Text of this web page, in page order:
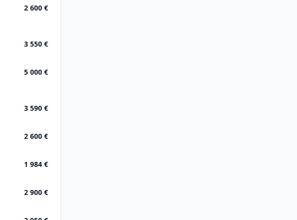
2 600 €
3 550 €
5 000 €
3 590 €
2 600 €
1 984 €
2 900 €